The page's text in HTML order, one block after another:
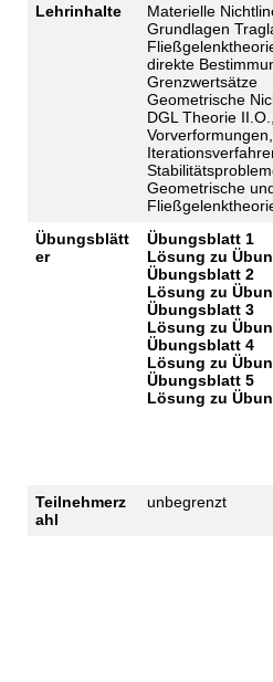
Lehrinhalte
Materielle
Grundlagen
direkte
Grenzwertsätze
Geometrische
DGL Theorie
Vorverformungen,
Geometrische
Übungsblätt
er
Übungsblatt 1
Lösung zu
Übungsblatt 2
Lösung zu
Übungsblatt 3
Lösung zu
Übungsblatt 4
Lösung zu
Übungsblatt 5
Lösung zu
Teilnehmerz
ahl
unbegrenzt